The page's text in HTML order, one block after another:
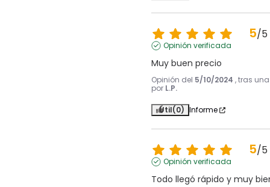
5/5
Opinión verificada
Muy buen precio
Opinión del 5/10/2024 , tras
por L.P.
Útil(0) Informe
5/5
Opinión verificada
Todo llegó rápido y muy